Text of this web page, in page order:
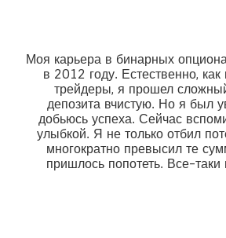
Моя карьера в бинарных
в 2012 году. Естественно,
трейдеры, я прошел
депозита вчистую. Но я был
добьюсь успеха. Сейчас
улыбкой. Я не только отбил
многократно превысил те
пришлось попотеть. Все-